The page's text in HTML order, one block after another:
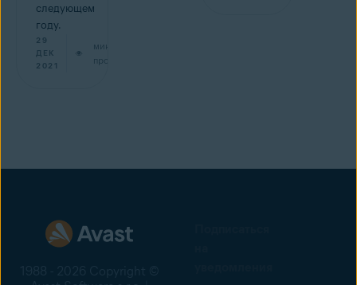
следующем
году.
29
ДЕК
2021
мин на
прочтение